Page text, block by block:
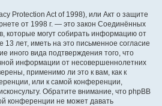
Protection Act of 1998), или Акт о защите
от 1998 г. — это закон Соединённых
которые могут собирать информацию от
лет, иметь на это письменное согласие
иного вида подтверждения того, что
информации от несовершеннолетних
применимо ли это к вам, как к
или к самой конференции,
Обратите внимание, что phpBB
конференции не может давать